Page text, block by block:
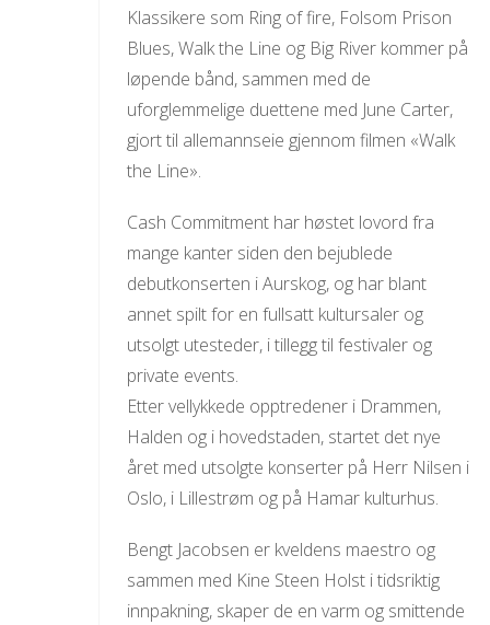
Klassikere som Ring of fire, Folsom Prison
Blues, Walk the Line og Big River kommer på
løpende bånd, sammen med de
uforglemmelige duettene med June Carter,
gjort til allemannseie gjennom filmen «Walk
the Line».
Cash Commitment har høstet lovord fra
mange kanter siden den bejublede
debutkonserten i Aurskog, og har blant
annet spilt for en fullsatt kultursaler og
utsolgt utesteder, i tillegg til festivaler og
private events.
Etter vellykkede opptredener i Drammen,
Halden og i hovedstaden, startet det nye
året med utsolgte konserter på Herr Nilsen i
Oslo, i Lillestrøm og på Hamar kulturhus.
Bengt Jacobsen er kveldens maestro og
sammen med Kine Steen Holst i tidsriktig
innpakning, skaper de en varm og smittende